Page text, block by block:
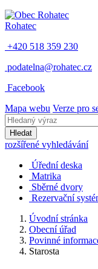
Rohatec
+420 518 359 230
podatelna@rohatec.cz
Facebook
Mapa webu Verze pro
Hledat
rozšířené vyhledávání
Úřední deska
Matrika
Sběrné dvory
Rezervační
Úvodní stránka
Obecní úřad
Povinné
Starosta